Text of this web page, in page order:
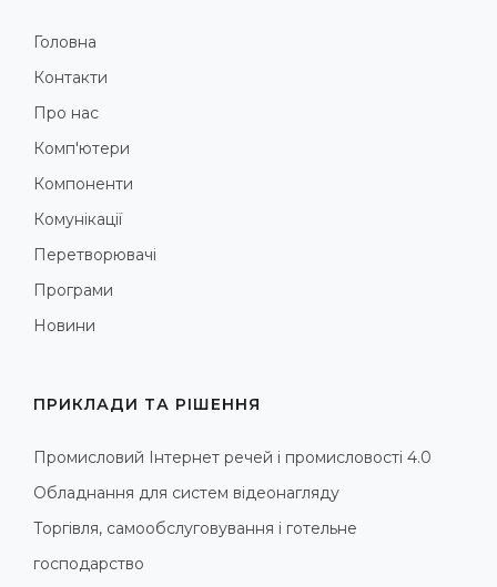
Головна
Контакти
Про нас
Комп'ютери
Компоненти
Комунікації
Перетворювачі
Програми
Новини
ПРИКЛАДИ ТА РІШЕННЯ
Промисловий Інтернет речей і промисловості 4.0
Обладнання для систем відеонагляду
Торгівля, самообслуговування і готельне
господарство